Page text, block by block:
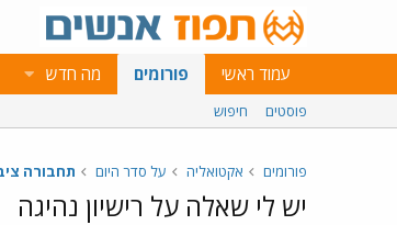
עמוד ראשי פורומים מה חדש
פוסטים חיפוש
פורומים אקטואליה על סדר היום תחבורה
יש לי שאלה על רישיון נהיגה